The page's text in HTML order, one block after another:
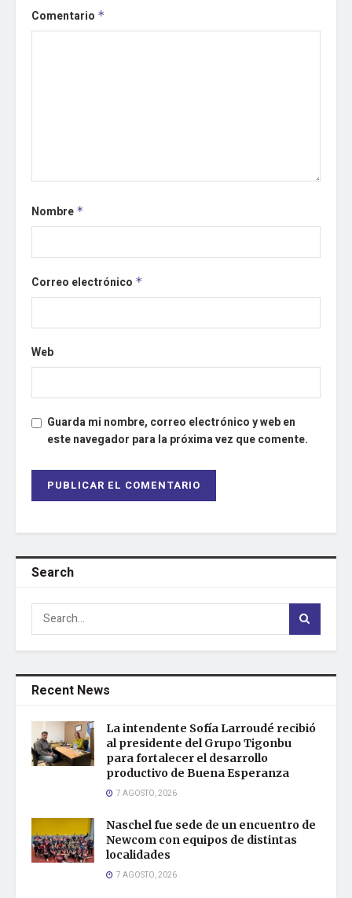
Comentario *
Nombre *
Correo electrónico *
Web
Guarda mi nombre, correo electrónico y web en
este navegador para la próxima vez que comente.
Search
Recent News
La intendente Sofía Larroudé recibió
al presidente del Grupo Tigonbu
para fortalecer el desarrollo
productivo de Buena Esperanza
7 AGOSTO, 2026
Naschel fue sede de un encuentro de
Newcom con equipos de distintas
localidades
7 AGOSTO, 2026